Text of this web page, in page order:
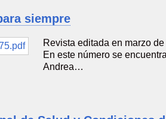
siempre
Revista editada en marzo
En este número se
Andrea…